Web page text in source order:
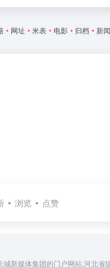
• 网址 • 米表 • 电影 • 归档 • 新闻
浏览 点赞